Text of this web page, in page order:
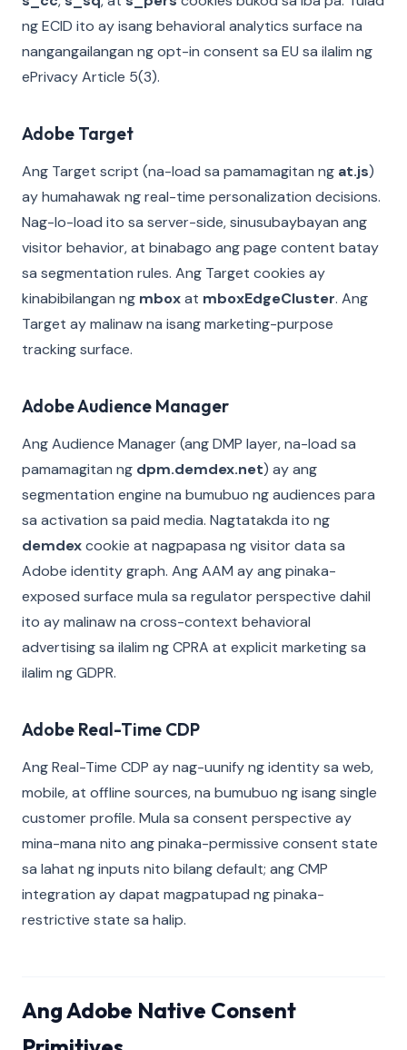
ng ECID ito ay isang behavioral analytics surface na
nangangailangan ng opt-in consent sa EU sa ilalim ng
ePrivacy Article 5(3).
Adobe Target
Ang Target script (na-load sa pamamagitan ng at.js)
ay humahawak ng real-time personalization decisions.
Nag-lo-load ito sa server-side, sinusubaybayan ang
visitor behavior, at binabago ang page content batay
sa segmentation rules. Ang Target cookies ay
kinabibilangan ng mboxat mboxEdgeCluster. Ang
Target ay malinaw na isang marketing-purpose
tracking surface.
Adobe Audience Manager
Ang Audience Manager (ang DMP layer, na-load sa
pamamagitan ng dpm.demdex.net) ay ang
segmentation engine na bumubuo ng audiences para
sa activation sa paid media. Nagtatakda ito ng
demdexcookie at nagpapasa ng visitor data sa
Adobe identity graph. Ang AAM ay ang pinaka-
exposed surface mula sa regulator perspective dahil
ito ay malinaw na cross-context behavioral
advertising sa ilalim ng CPRA at explicit marketing sa
ilalim ng GDPR.
Adobe Real-Time CDP
Ang Real-Time CDP ay nag-uunify ng identity sa web,
mobile, at offline sources, na bumubuo ng isang single
customer profile. Mula sa consent perspective ay
mina-mana nito ang pinaka-permissive consent state
sa lahat ng inputs nito bilang default; ang CMP
integration ay dapat magpatupad ng pinaka-
restrictive state sa halip.
Ang Adobe Native Consent